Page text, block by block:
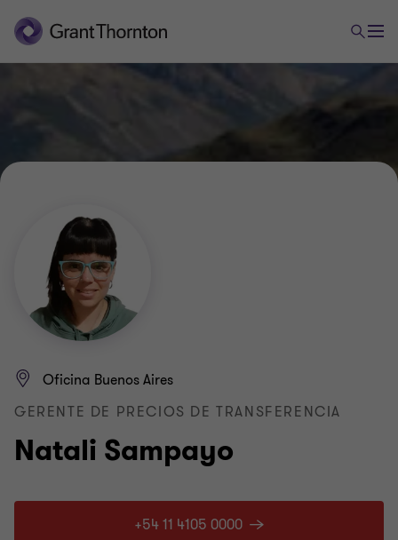
Natali Sampayo
Oficina Buenos Aires
GERENTE DE PRECIOS DE TRANSFERENCIA
+54 11 4105 0000